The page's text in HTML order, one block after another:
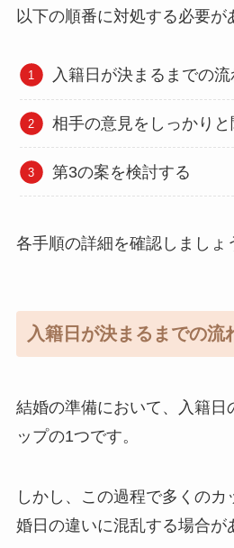
以下の順番に対処する必要が
入籍日が決まるまでの
相手の意見をしっかりと
第3の案を検討する
各手順の詳細を確認しましょ
入籍日が決まるまでの流
結婚の準備において、入籍日
ップの1つです。
しかし、この過程で多くの
婚日の違いに混乱する場合が